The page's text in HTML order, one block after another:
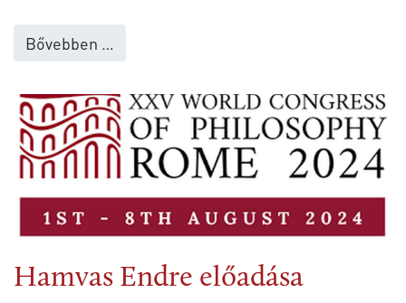
Bővebben …
Hamvas Endre előadása